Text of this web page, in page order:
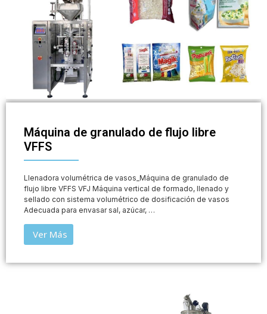
Máquina de granulado de flujo libre
VFFS
Llenadora volumétrica de vasos_Máquina de granulado de
flujo libre VFFS VFJ Máquina vertical de formado, llenado y
sellado con sistema volumétrico de dosificación de vasos
Adecuada para envasar sal, azúcar, …
Ver Más